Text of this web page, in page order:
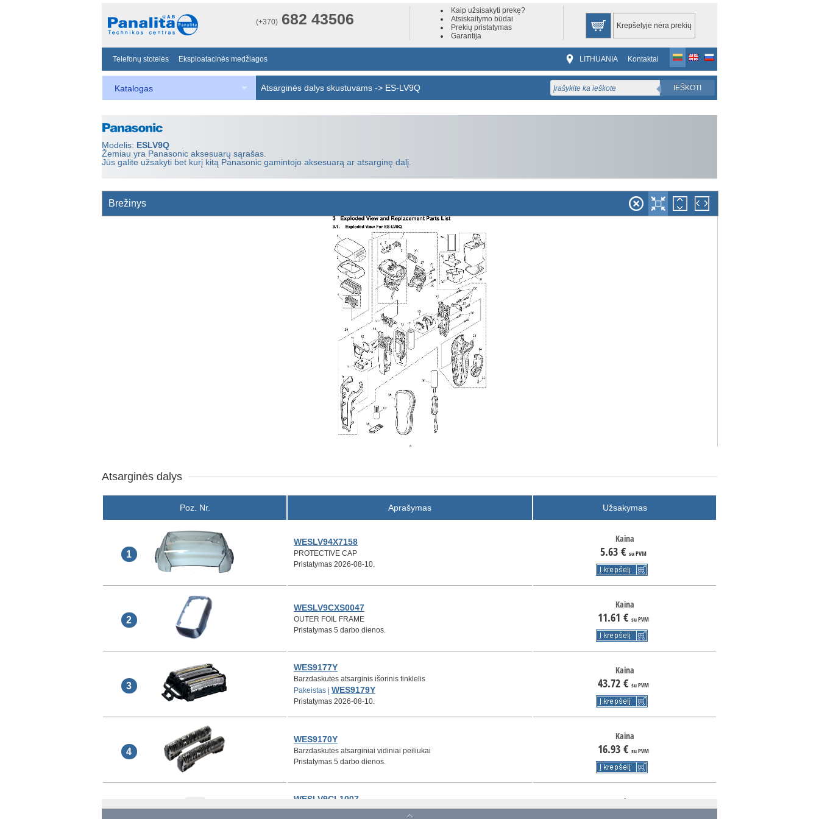
(+370) 682 43506
Kaip užsisakyti prekę?
Atsiskaitymo būdai
Prekių pristatymas
Garantija
Krepšelyjė nėra prekių
Telefonų stotelės Eksploatacinės medžiagos LITHUANIA Kontaktai
Katalogas Atsarginės dalys skustuvams-> ES-LV9Q IEŠKOTI
Modelis: ESLV9Q
Žemiau yra Panasonic aksesuarų sąrašas.
Jūs galite užsakyti bet kurį kitą Panasonic gamintojo aksesuarą ar atsarginę dalį.
Brežinys
Atsarginės dalys
Poz. Nr. Aprašymas Užsakymas
1
WESLV94X7158
PROTECTIVE CAP
Pristatymas 2026-08-10.
Kaina
5.63€ su PVM
2
WESLV9CXS0047
OUTER FOIL FRAME
Pristatymas 5 darbo dienos.
Kaina
11.61 € su PVM
3
WES9177Y
Barzdaskutės atsarginis išorinis tinklelis
Pakeistas į WES9179Y
Pristatymas 2026-08-10.
Kaina
43.72€ su PVM
4
WES9170Y
Barzdaskutės atsarginiai vidiniai peiliukai
Pristatymas 5 darbo dienos.
Kaina
16.93€ su PVM
WESLV9CL1007
LINEAR MOTOR ASSEMBLY
Kaina